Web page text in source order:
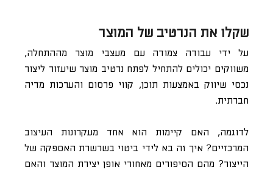
שקלו את הנרטיב של המוצר
על ידי עבודה צמודה עם מעצבי מוצר מההתחלה,
משווקים יכולים להתחיל לפתח נרטיב מוצר שיעזור ליצור
נכסי שיווק באמצעות תוכן, קווי פרסום והערכות מדיה
חברתית.
לדוגמה, האם קיימות הוא אחד מעקרונות העיצוב
המרכזיים? איך זה בא לידי ביטוי בשרשרת האספקה ​​של
הייצור? מהם הסיפורים מאחורי אופן יצירת המוצר והאם